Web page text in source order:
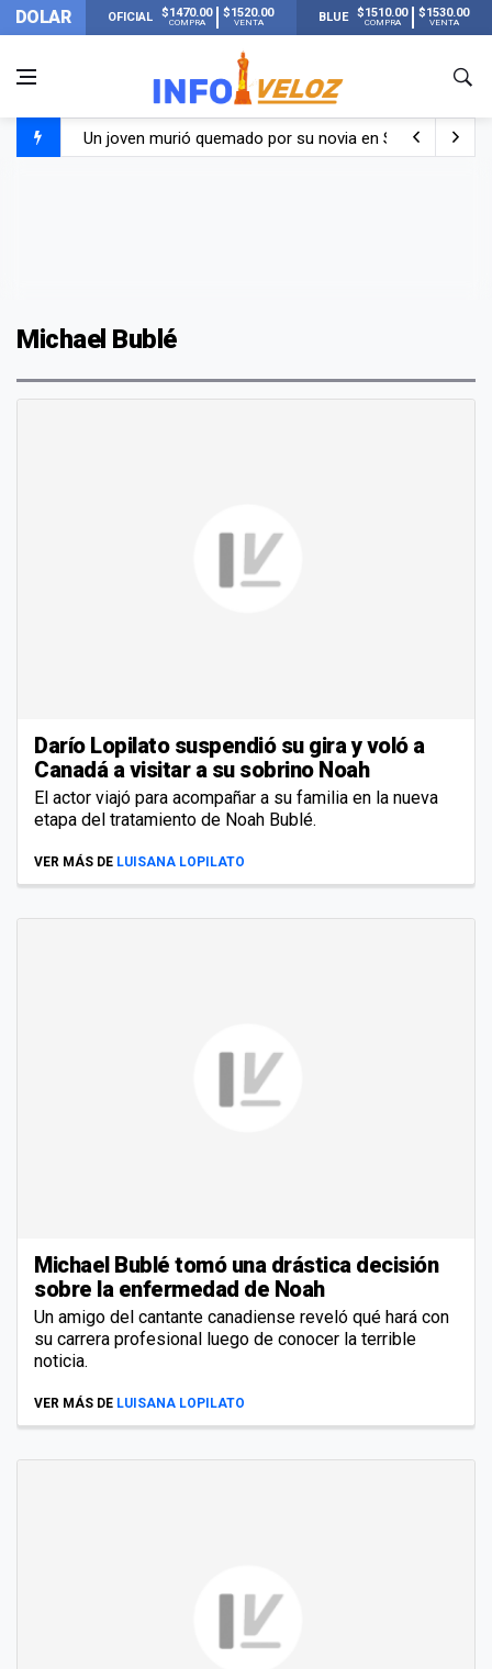
DOLAR OFICIAL $1470.00
COMPRA
$1520.00
VENTA BLUE $1510.00
COMPRA
$1530.00
VENTA
Un joven murió quemado por su novia en San Luis:
Michael Bublé
Darío Lopilato suspendió su gira y voló a
Canadá a visitar a su sobrino Noah
El actor viajó para acompañar a su familia en la nueva
etapa del tratamiento de Noah Bublé.
VER MÁS DE LUISANA LOPILATO
Michael Bublé tomó una drástica decisión
sobre la enfermedad de Noah
Un amigo del cantante canadiense reveló qué hará con
su carrera profesional luego de conocer la terrible
noticia.
VER MÁS DE LUISANA LOPILATO